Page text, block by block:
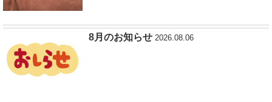
8月のお知らせ 2026.08.06